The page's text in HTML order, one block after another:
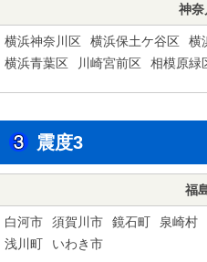
神奈
横浜神奈川区 横浜保土ケ谷区 横
横浜青葉区
川崎宮前区 相模原緑
震度3
福
白河市 須賀川市 鏡石町 泉崎村
浅川町
いわき市